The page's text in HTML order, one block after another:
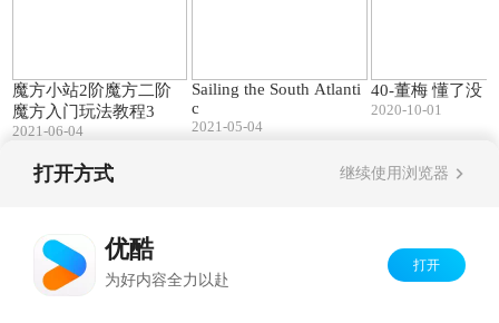
魔方小站2阶魔方二阶
魔方入门玩法教程3
2021-06-04
Sailing the South Atlanti
c
2021-05-04
40-董梅 懂了没？
2020-10-01
打开方式 继续使用浏览器
优酷
为好内容全力以赴
打开